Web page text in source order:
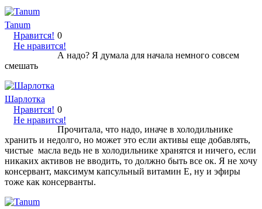
Tanum
Нравится!
Не нравится!
0
А надо? Я думала для начала немного совсем
смешать
Шарлотка
Нравится!
Не нравится!
0
Прочитала, что надо, иначе в холодильнике
хранить и недолго, но может это если активы еще добавлять,
чистые масла ведь не в холодильнике хранятся и ничего, если
никаких активов не вводить, то должно быть все ок. Я не хочу
консервант, максимум капсульный витамин Е, ну и эфиры
тоже как консерванты.